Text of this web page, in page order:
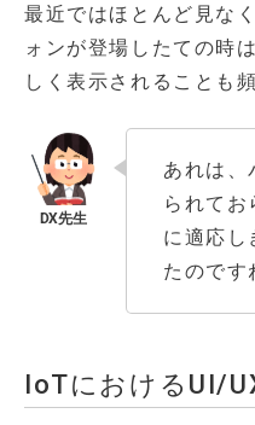
最近ではほとんど見な
ォンが登場したての時
しく表示されることも
あれは、
られてお
に適応し
たのです
IoTにおけるUI/